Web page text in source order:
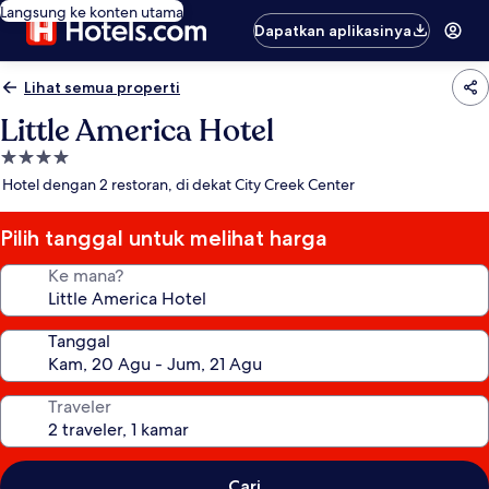
Langsung ke konten utama
Dapatkan aplikasinya
Lihat semua properti
Little America Hotel
Properti
bintang
Hotel dengan 2 restoran, di dekat City Creek Center
Pilih tanggal untuk melihat harga
Ke mana?
Tanggal
Traveler